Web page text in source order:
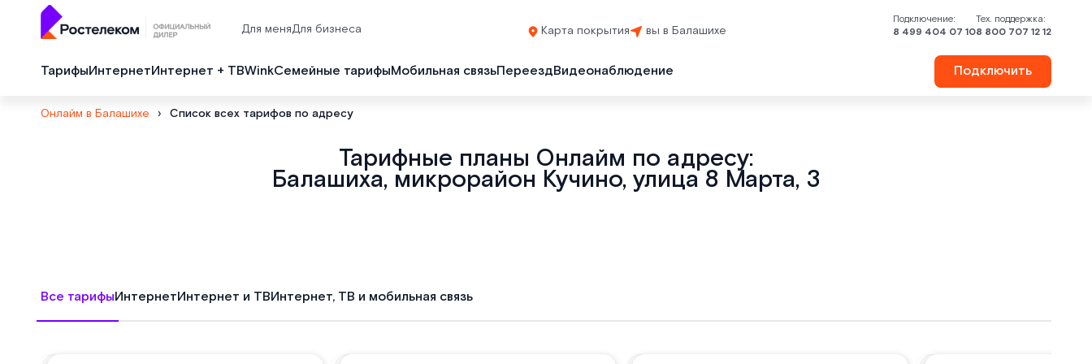
Для меняДля бизнеса Карта покрытия вы в Балашихе
Подключение:
8 499 404 07 10
Тех. поддержка:
8 800 707 12 12
ТарифыИнтернетИнтернет + ТВWinkСемейные тарифыМобильная связьПереездВидеонаблюдение Подключить
Онлайм в Балашихе › Список всех тарифов по адресу
Тарифные планы Онлайм по адресу:
Балашиха, микрорайон Кучино, улица 8 Марта, 3
Все тарифыИнтернетИнтернет и ТВИнтернет, ТВ и мобильная связь